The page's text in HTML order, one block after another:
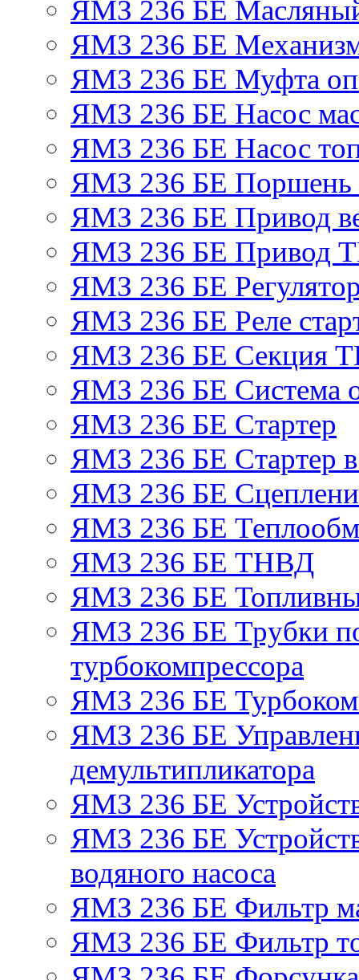
ЯМЗ 236 БЕ Масляный
ЯМЗ 236 БЕ Механизм
ЯМЗ 236 БЕ Муфта
ЯМЗ 236 БЕ Насос
ЯМЗ 236 БЕ Насос
ЯМЗ 236 БЕ Поршень
ЯМЗ 236 БЕ Привод
ЯМЗ 236 БЕ Привод
ЯМЗ 236 БЕ
ЯМЗ 236 БЕ Реле
ЯМЗ 236 БЕ Секция
ЯМЗ 236 БЕ Система
ЯМЗ 236 БЕ Стартер
ЯМЗ 236 БЕ Стартер в
ЯМЗ 236 БЕ
ЯМЗ 236 БЕ
ЯМЗ 236 БЕ ТНВД
ЯМЗ 236 БЕ
ЯМЗ 236 БЕ Трубки
турбокомпрессора
ЯМЗ 236 БЕ
ЯМЗ 236 БЕ
демультипликатора
ЯМЗ 236 БЕ
ЯМЗ 236 БЕ
водяного насоса
ЯМЗ 236 БЕ Фильтр
ЯМЗ 236 БЕ Фильтр